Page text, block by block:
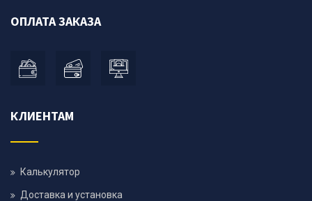
ОПЛАТА ЗАКАЗА
КЛИЕНТАМ
Калькулятор
Доставка и установка